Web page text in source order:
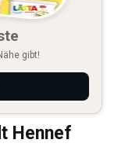
gibt!
Hennef